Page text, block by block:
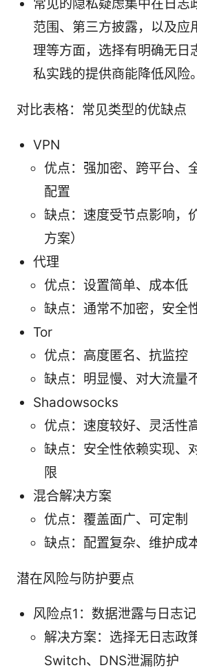
常见的隐私疑虑集中在日志
范围、第三方披露，以及应
理等方面，选择有明确无日
私实践的提供商能降低风险。
对比表格：常见类型的优缺点
VPN
优点：强加密、跨平台、
配置
缺点：速度受节点影响，
方案）
代理
优点：设置简单、成本低
缺点：通常不加密，安全
Tor
优点：高度匿名、抗监控
缺点：明显慢、对大流量
Shadowsocks
优点：速度较好、灵活性
缺点：安全性依赖实现、
限
混合解决方案
优点：覆盖面广、可定制
缺点：配置复杂、维护成
潜在风险与防护要点
风险点1：数据泄露与日志
解决方案：选择无日志政
Switch、DNS泄漏防护